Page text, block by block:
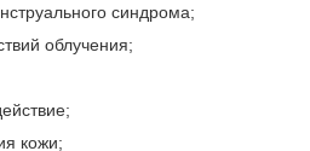
синдрома;
облучения;
кожи;